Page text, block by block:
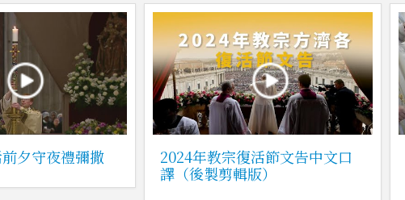
夕守夜禮彌撒
2024年教宗復活節文告中文口
譯（後製剪輯版）